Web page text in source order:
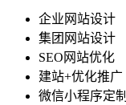
企业网站设计
集团网站设计
SEO网站优化
建站+优化推广
微信小程序定制